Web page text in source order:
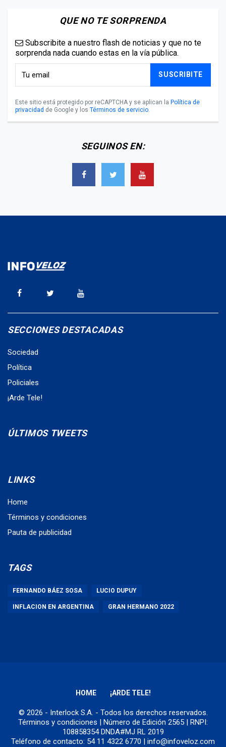
QUE NO TE SORPRENDA
Subscribite a nuestro flash de noticias y que no te
sorprenda nada cuando estas en la vía pública.
SUSCRIBITE
Este sitio está protegido por reCAPTCHA y se aplican la Política de
privacidad de Google y los Términos de servicio.
SEGUINOS EN:
SECCIONES DESTACADAS
Sociedad
Política
Policiales
¡Arde Tele!
ÚLTIMOS TWEETS
LINKS
Home
Términos y condiciones
Pauta de publicidad
TAGS
FERNANDO BÁEZ SOSA LUCIO DUPUY
INFLACION EN ARGENTINA GRAN HERMANO 2022
HOME ¡ARDE TELE!
© 2026 - Interlock S.A. - Todos los derechos reservados.
Términos y condiciones | Número de Edición 2565 | RNPI:
108858354 DNDA#MJ RL 2019
Teléfono de contacto: 54 11 4322 6770 | info@infoveloz.com